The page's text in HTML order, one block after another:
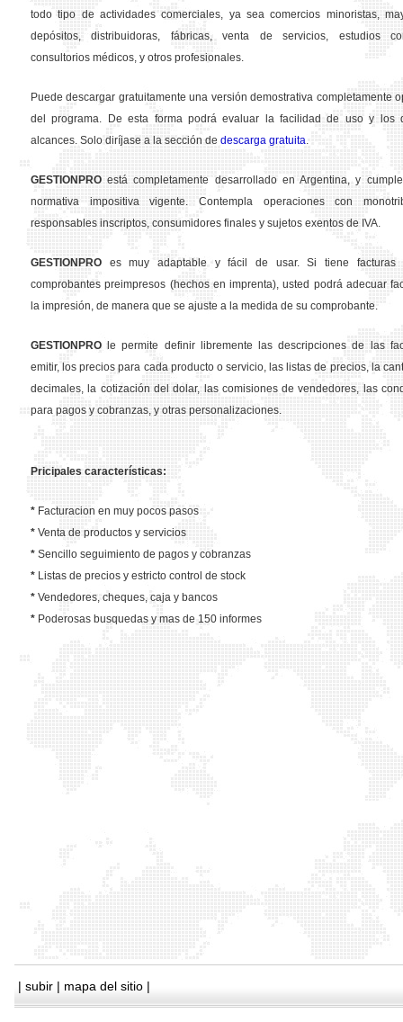
todo tipo de actividades comerciales, ya sea comercios minoristas,
depósitos, distribuidoras, fábricas, venta de servicios, estudios
consultorios médicos, y otros profesionales.
Puede descargar gratuitamente una versión demostrativa completamente
del programa. De esta forma podrá evaluar la facilidad de uso y los
alcances. Solo diríjase a la sección de descarga gratuita.
GESTION PRO está completamente desarrollado en Argentina, y
normativa impositiva vigente. Contempla operaciones con
responsables inscriptos, consumidores finales y sujetos exentos de IVA.
GESTION PRO es muy adaptable y fácil de usar. Si tiene facturas
comprobantes preimpresos (hechos en imprenta), usted podrá adecuar
la impresión, de manera que se ajuste a la medida de su comprobante.
GESTION PRO le permite definir libremente las descripciones de las
emitir, los precios para cada producto o servicio, las listas de precios, la
decimales, la cotización del dolar, las comisiones de vendedores, las
para pagos y cobranzas, y otras personalizaciones.
Pricipales características:
* Facturacion en muy pocos pasos
* Venta de productos y servicios
* Sencillo seguimiento de pagos y cobranzas
* Listas de precios y estricto control de stock
* Vendedores, cheques, caja y bancos
* Poderosas busquedas y mas de 150 informes
| subir | mapa del sitio |